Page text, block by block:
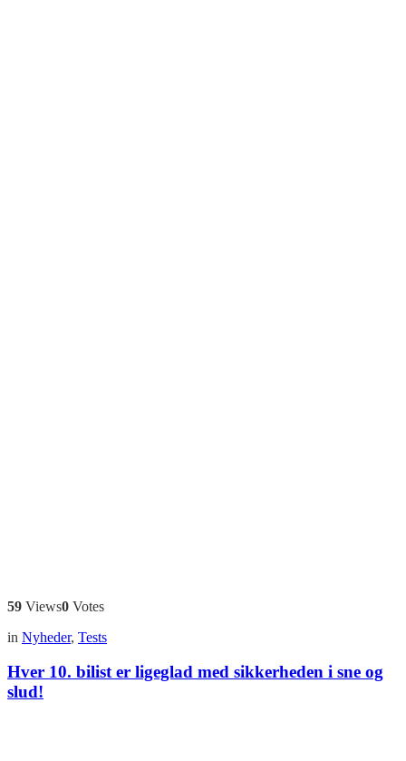
59 Views0 Votes
in Nyheder, Tests
Hver 10. bilist er ligeglad med sikkerheden i sne og
slud!